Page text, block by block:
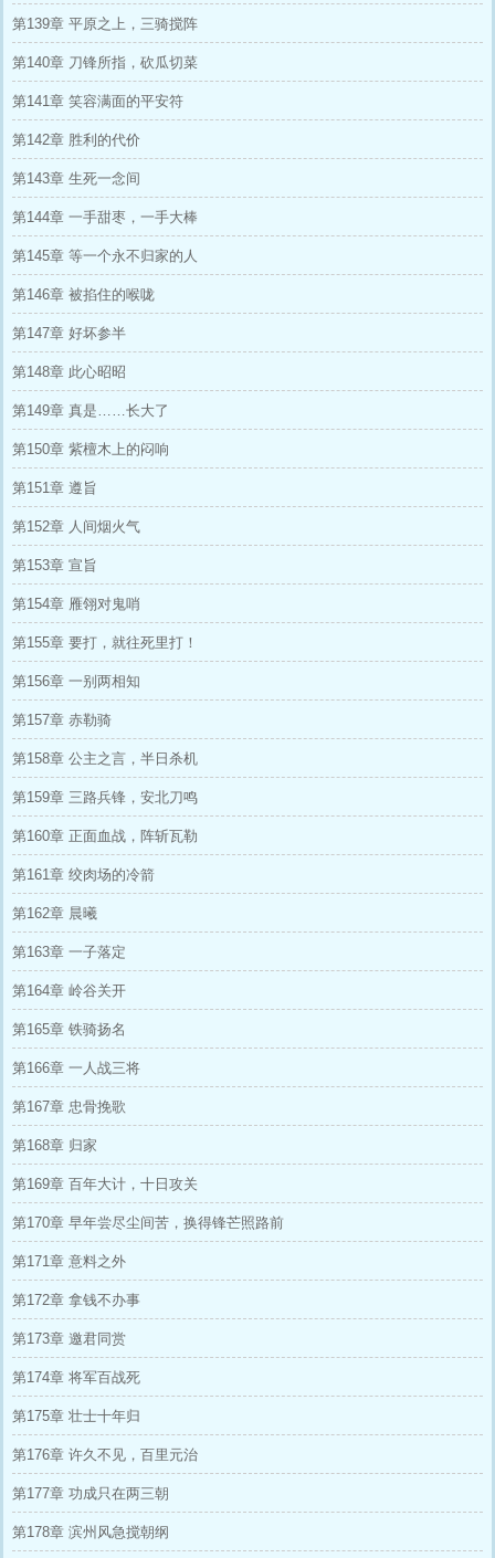
第139章 平原之上，三骑搅阵
第140章 刀锋所指，砍瓜切菜
第141章 笑容满面的平安符
第142章 胜利的代价
第143章 生死一念间
第144章 一手甜枣，一手大棒
第145章 等一个永不归家的人
第146章 被掐住的喉咙
第147章 好坏参半
第148章 此心昭昭
第149章 真是……长大了
第150章 紫檀木上的闷响
第151章 遵旨
第152章 人间烟火气
第153章 宣旨
第154章 雁翎对鬼哨
第155章 要打，就往死里打！
第156章 一别两相知
第157章 赤勒骑
第158章 公主之言，半日杀机
第159章 三路兵锋，安北刀鸣
第160章 正面血战，阵斩瓦勒
第161章 绞肉场的冷箭
第162章 晨曦
第163章 一子落定
第164章 岭谷关开
第165章 铁骑扬名
第166章 一人战三将
第167章 忠骨挽歌
第168章 归家
第169章 百年大计，十日攻关
第170章 早年尝尽尘间苦，换得锋芒照路前
第171章 意料之外
第172章 拿钱不办事
第173章 邀君同赏
第174章 将军百战死
第175章 壮士十年归
第176章 许久不见，百里元治
第177章 功成只在两三朝
第178章 滨州风急搅朝纲